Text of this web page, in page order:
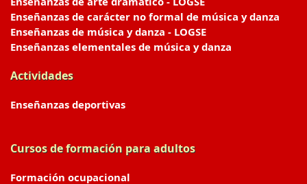
Enseñanzas de carácter no formal de música y danza
Enseñanzas de música y danza - LOGSE
Enseñanzas elementales de música y danza
Actividades
Enseñanzas deportivas
Cursos de formación para adultos
Formación ocupacional